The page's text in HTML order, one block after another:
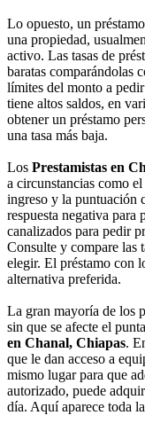
Lo opuesto, un
una propiedad,
activo. Las tasas de
baratas comparándolas
límites del monto a
tiene altos saldos, en
obtener un préstamo
una tasa más baja.
Los Prestamistas en
a circunstancias como
ingreso y la puntuación
respuesta negativa para
canalizados para pedir
Consulte y compare las
elegir. El préstamo con
alternativa preferida.
La gran mayoría de los
sin que se afecte el
en Chanal, Chiapas.
que le dan acceso a
mismo lugar para que
autorizado, puede
día. Aquí aparece toda